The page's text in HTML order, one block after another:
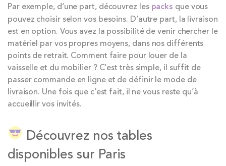
Par exemple, d’une part, découvrez les packs que vous
pouvez choisir selon vos besoins. D’autre part, la livraison
est en option. Vous avez la possibilité de venir chercher le
matériel par vos propres moyens, dans nos différents
points de retrait. Comment faire pour louer de la
vaisselle et du mobilier ? C’est très simple, il suffit de
passer commande en ligne et de définir le mode de
livraison. Une fois que c’est fait, il ne vous reste qu’à
accueillir vos invités.
Découvrez nos tables
disponibles sur Paris